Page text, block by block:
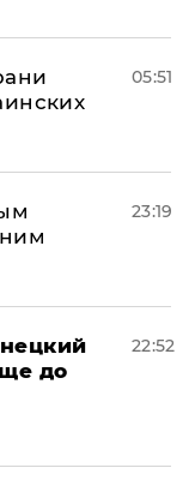
05:51
23:19
до
22:52